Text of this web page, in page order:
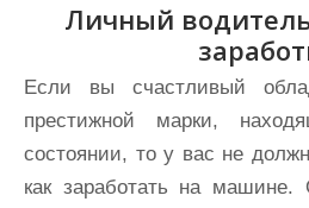
Личный
Если вы счастливый
престижной марки,
состоянии, то у вас не
как заработать на